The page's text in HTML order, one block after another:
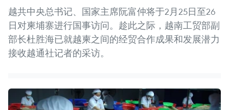
越共中央总书记、国家主席阮富仲将于2月25日至26
日对柬埔寨进行国事访问。趁此之际，越南工贸部副
部长杜胜海已就越柬之间的经贸合作成果和发展潜力
接收越通社记者的采访。